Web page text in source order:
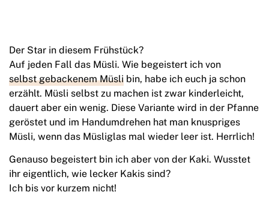
Der Star in diesem Frühstück?
Auf jeden Fall das Müsli. Wie begeistert ich von
selbst gebackenem Müsli bin, habe ich euch ja schon
erzählt. Müsli selbst zu machen ist zwar kinderleicht,
dauert aber ein wenig. Diese Variante wird in der Pfanne
geröstet und im Handumdrehen hat man knuspriges
Müsli, wenn das Müsliglas mal wieder leer ist. Herrlich!
Genauso begeistert bin ich aber von der Kaki. Wusstet
ihr eigentlich, wie lecker Kakis sind?
Ich bis vor kurzem nicht!